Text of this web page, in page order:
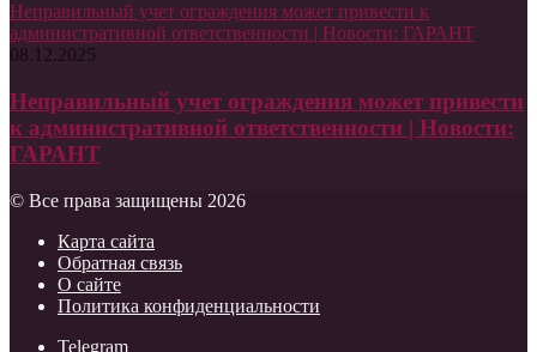
Неправильный учет ограждения может привести к
административной ответственности | Новости: ГАРАНТ
08.12.2025
Неправильный учет ограждения может привести
к административной ответственности | Новости:
ГАРАНТ
© Все права защищены 2026
Карта сайта
Обратная связь
О сайте
Политика конфиденциальности
Telegram